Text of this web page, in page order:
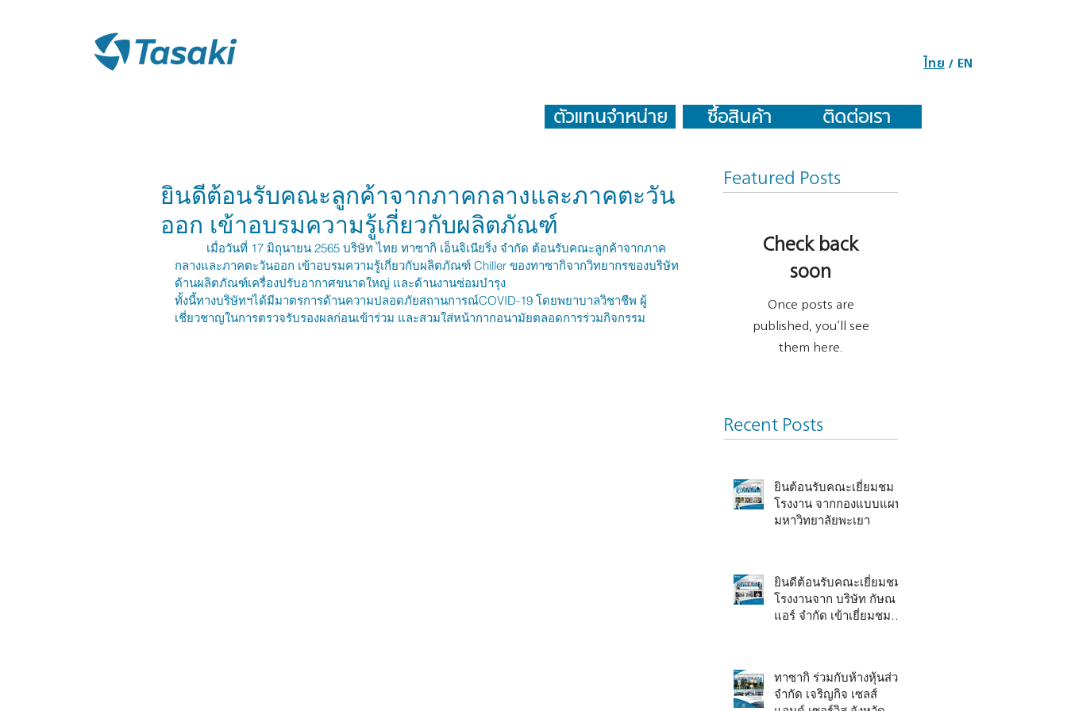
ไทย / EN
ตัวแทนจำหน่าย ติดต่อเรา
ซื้อสินค้า
ยินดีต้อนรับคณะลูกค้าจากภาคกลางและภาคตะวัน
ออก เข้าอบรมความรู้เกี่ยวกับผลิตภัณฑ์
กลางและภาคตะวันออก เข้าอบรมความรู้เกี่ยวกับผลิตภัณฑ์ Chiller ของทาซากิจากวิทยากรของบริษัท
ด้านผลิตภัณฑ์เครื่องปรับอากาศขนาดใหญ่ และด้านงานซ่อมบำรุง
ทั้งนี้ทางบริษัทฯได้มีมาตรการด้านความปลอดภัยสถานการณ์COVID-19 โดยพยาบาลวิชาชีพ ผู้
เชี่ยวชาญในการตรวจรับรองผลก่อนเข้าร่วม และสวมใส่หน้ากากอนามัยตลอดการร่วมกิจกรรม
Featured Posts
Check back
soon
Once posts are
published, you’ll see
them here.
Recent Posts
ยินต้อนรับคณะเยี่ยมชม
โรงงาน จากกองแบบแผน
มหาวิทยาลัยพะเยา
ยินดีต้อนรับคณะเยี่ยมชม
โรงงานจาก บริษัท กัษณ
แอร์ จำกัด เข้าเยี่ยมชม
ทาซากิ ร่วมกับห้างหุ้นส่วน
จำกัด เจริญกิจ เซลส์